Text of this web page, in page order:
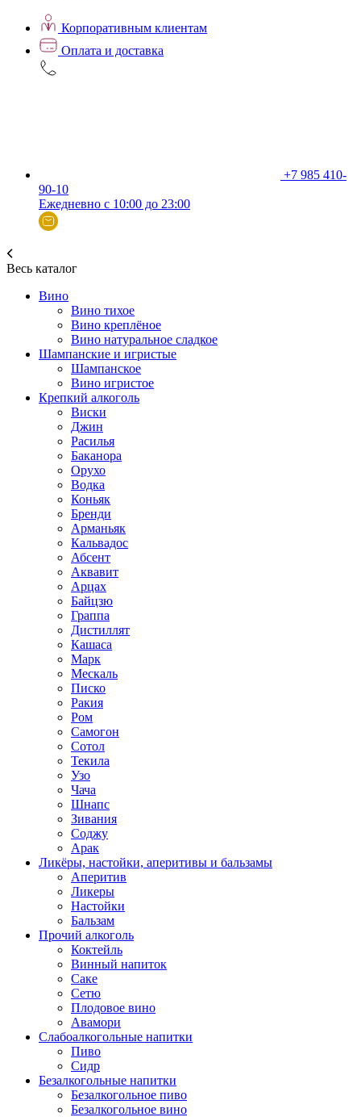
Корпоративным клиентам
Оплата и доставка
+7 985 410-
90-10
Ежедневно с 10:00 до 23:00
Весь каталог
Вино
Вино тихое
Вино креплёное
Вино натуральное сладкое
Шампанские и игристые
Шампанское
Вино игристое
Крепкий алкоголь
Виски
Джин
Расилья
Баканора
Орухо
Водка
Коньяк
Бренди
Арманьяк
Кальвадос
Абсент
Аквавит
Арцах
Байцзю
Граппа
Дистиллят
Кашаса
Марк
Мескаль
Писко
Ракия
Ром
Самогон
Сотол
Текила
Узо
Чача
Шнапс
Зивания
Соджу
Арак
Ликёры, настойки, аперитивы и бальзамы
Аперитив
Ликеры
Настойки
Бальзам
Прочий алкоголь
Коктейль
Винный напиток
Саке
Сетю
Плодовое вино
Авамори
Слабоалкогольные напитки
Пиво
Сидр
Безалкогольные напитки
Безалкогольное пиво
Безалкогольное вино